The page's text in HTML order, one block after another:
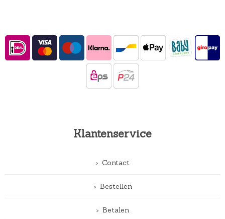
Klantenservice
Contact
Bestellen
Betalen